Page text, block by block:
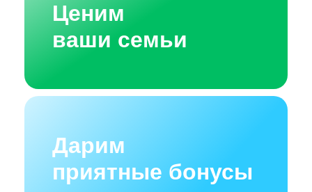
Дарим
приятные бонусы
Ценим
ваши семьи